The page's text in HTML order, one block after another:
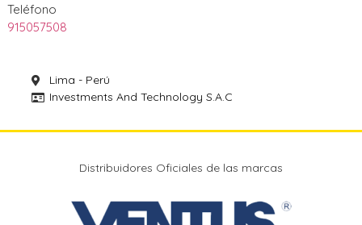
Teléfono
915057508
Lima - Perú
Investments And Technology S.A.C
Distribuidores Oficiales de las marcas